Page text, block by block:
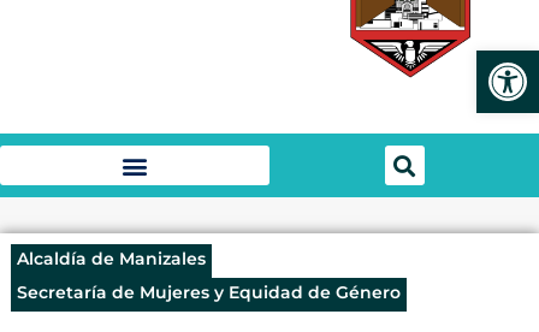
Alcaldía de Manizales
Secretaría de Mujeres y Equidad de Género